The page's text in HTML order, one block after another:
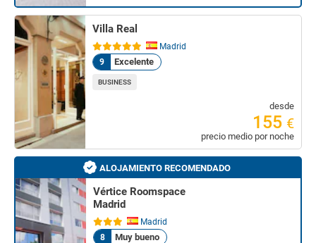
Villa Real
Madrid
9
Excelente
BUSINESS
desde
155 €
precio medio por noche
ALOJAMIENTO RECOMENDADO
Vértice Roomspace
Madrid
Madrid
8
Muy bueno